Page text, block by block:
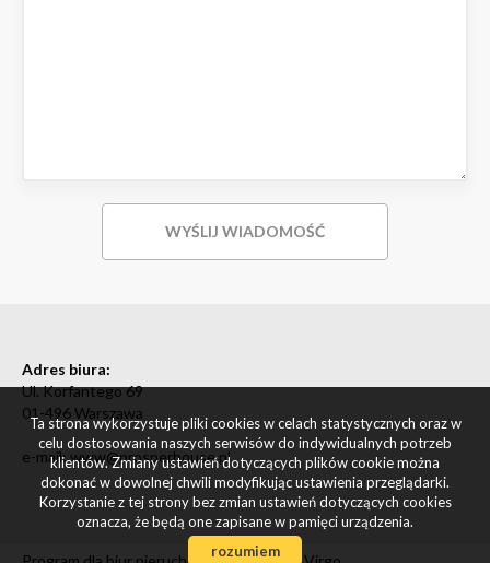
Adres biura:
Ul. Korfantego 69
01-496 Warszawa
e-mail: www@prosperhouse.pl
Ta strona wykorzystuje pliki cookies w celach statystycznych oraz w
celu dostosowania naszych serwisów do indywidualnych potrzeb
klientów. Zmiany ustawień dotyczących plików cookie można
dokonać w dowolnej chwili modyfikując ustawienia przeglądarki.
Korzystanie z tej strony bez zmian ustawień dotyczących cookies
oznacza, że będą one zapisane w pamięci urządzenia.
rozumiem